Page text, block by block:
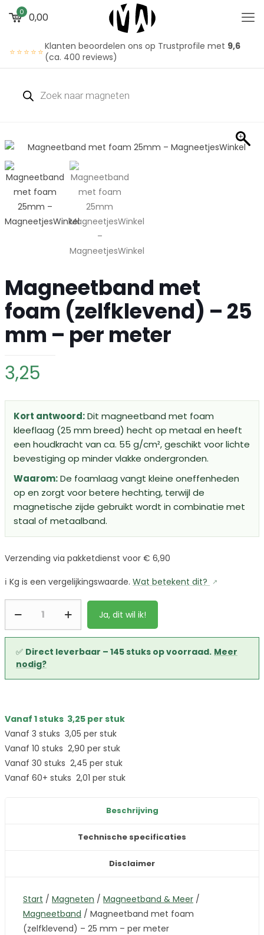
0 0,00
⭐⭐⭐⭐⭐Klanten beoordelen ons op Trustprofile met 9,6
(ca. 400 reviews)
Magneetband met
foam (zelfklevend) – 25
mm – per meter
3,25
Kort antwoord:Dit magneetband met foam
kleeflaag (25 mm breed) hecht op metaal en heeft
een houdkracht van ca. 55 g/cm², geschikt voor lichte
bevestiging op minder vlakke ondergronden.
Waarom:De foamlaag vangt kleine oneffenheden
op en zorgt voor betere hechting, terwijl de
magnetische zijde gebruikt wordt in combinatie met
staal of metaalband.
Verzending via pakketdienst voor € 6,90
ℹ️ Kg is een vergelijkingswaarde. Wat betekent dit?
Ja, dit wil ik!
✅ Direct leverbaar – 145 stuks op voorraad. Meer
nodig?
Vanaf 1 stuks 3,25 per stuk
Vanaf 3 stuks 3,05 per stuk
Vanaf 10 stuks 2,90 per stuk
Vanaf 30 stuks 2,45 per stuk
Vanaf 60+ stuks 2,01 per stuk
Beschrijving
Technische specificaties
Disclaimer
Start / Magneten / Magneetband & Meer /
Magneetband / Magneetband met foam
(zelfklevend) – 25 mm – per meter